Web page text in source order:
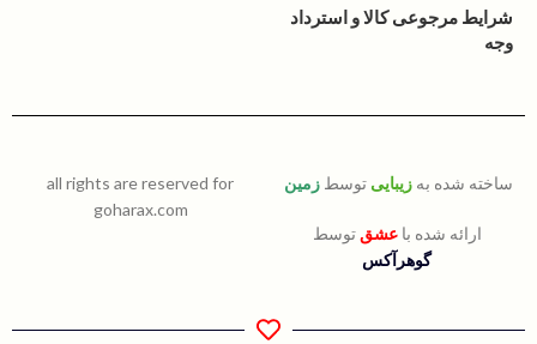
شرایط مرجوعی کالا و استرداد
وجه
ساخته شده به زیبایی توسط زمین
ارائه شده باعشق توسط
گوهرآکس
all rights are reserved for
goharax.com